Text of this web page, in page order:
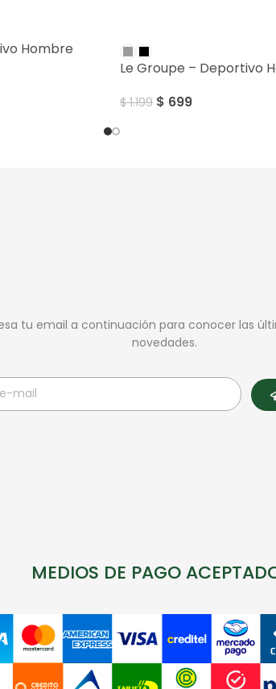
Hombre
Le Groupe – Deportivo
$1.199 $ 699
tu email a continuación para conocer las
novedades.
MEDIOS DE PAGO